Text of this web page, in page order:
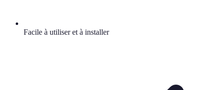
Facile à utiliser et à installer